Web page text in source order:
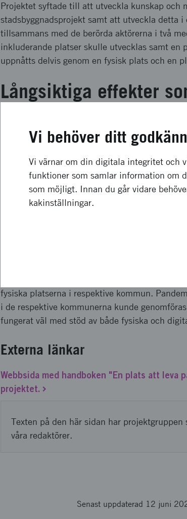
Projektet syftade till att utveckla kunskap och
stadsbyggnadsprojekt samt att utveckla detta
tillsammans med de berörda aktörerna i två
inkluderande platser skulle utvecklas samt en
uppnåtts delvis genom en fysisk plats och en
Långsiktiga effekter
resultatet av projektet är 1) handboken "En
inkluderande och attraktiva livsmiljöer" som
2022 samt den planerade näridrottsplatsen
av projektet var ett banbrytande program i
kunskap om inkludering och social
Projektet planerades i form av en
fysiska platserna i respektive kommun.
i de respektive kommunerna kunde
fungerat väl med stöd av både fysiska och
Externa länkar
Webbsida med handboken "En plats att leva
projektet.
Texten på den här sidan har
våra redaktörer.
Senast uppdaterad 12 juni
Vi behöver ditt
Vi värnar om din digitala integritet och
funktioner som samlar information om
som möjligt. Innan du går vidare
kakinställningar.